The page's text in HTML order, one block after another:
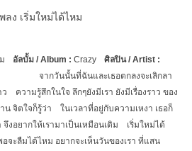
อัลบั้ม / Album : Crazy ศิลปิน / Artist :
จากวันนั้นที่ฉันและเธอตกลงจะเลิกลา
ความรู้สึกในใจ ลึกๆยังมีเรา ยังมีเรื่องราว ของ
น จิตใจก็รู้ว่า
ในเวลาที่อยู่กับความเหงา เธอก็
จึงอยากให้เรามาเป็นเหมือนเดิม
เริ่มใหม่ได้
อจะลืมได้ไหม อยากจะเห็นวันของเรา ที่แสน